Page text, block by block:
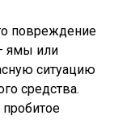
повреждение
ямы или
ситуацию
средства.